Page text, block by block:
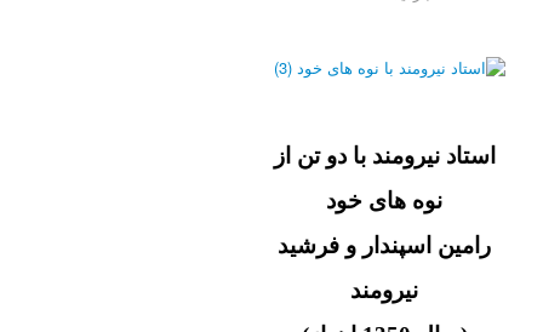
استاد نیرومند با دو تن از
نوه های خود
رامین اسپندار و فرشید
نیرومند